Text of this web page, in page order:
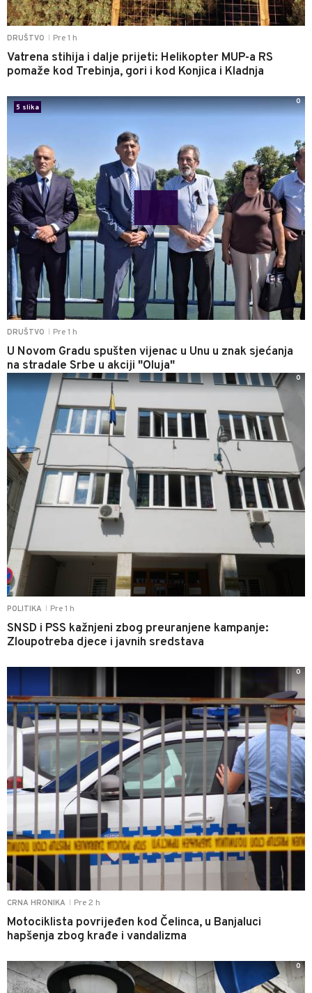
DRUŠTVO Pre 1 h
Vatrena stihija i dalje prijeti: Helikopter MUP-a RS
pomaže kod Trebinja, gori i kod Konjica i Kladnja
DRUŠTVO Pre 1 h
U Novom Gradu spušten vijenac u Unu u znak sjećanja
na stradale Srbe u akciji "Oluja"
5 slika
0
POLITIKA Pre 1 h
SNSD i PSS kažnjeni zbog preuranjene kampanje:
Zloupotreba djece i javnih sredstava
0
CRNA HRONIKA Pre 2 h
Motociklista povrijeđen kod Čelinca, u Banjaluci
hapšenja zbog krađe i vandalizma
0
0